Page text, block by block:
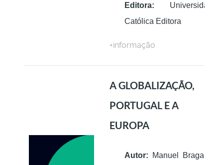
Editora: Universidade
Católica Editora
+informação
A GLOBALIZAÇÃO,
PORTUGAL E A
EUROPA
Autor: Manuel Braga da